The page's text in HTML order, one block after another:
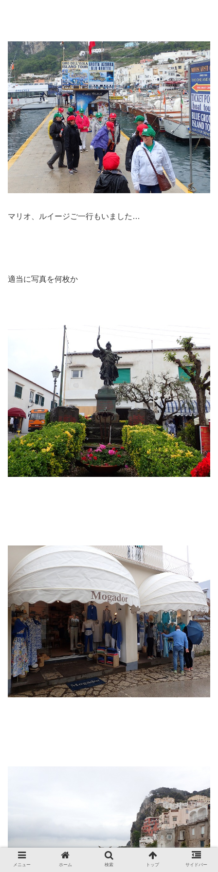
マリオ、ルイージご一行もいました…
適当に写真を何枚か
メニュー ホーム 検索 トップ サイドバー